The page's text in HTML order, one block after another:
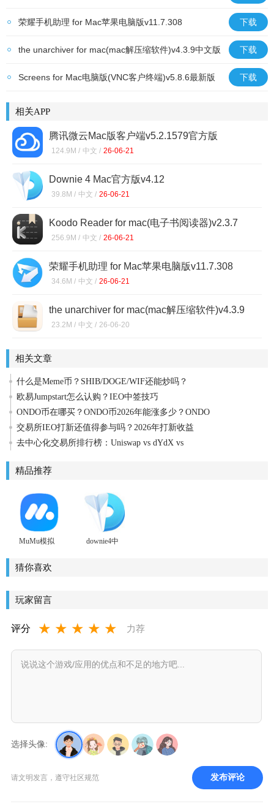
脑版
荣耀手机助理 for Mac苹果电脑版v11.7.308 下载
the unarchiver for mac(mac解压缩软件)v4.3.9中文版 下载
Screens for Mac电脑版(VNC客户终端)v5.8.6最新版 下载
相关APP
腾讯微云Mac版客户端v5.2.1579官方版
124.9M / 中文 / 26-06-21
Downie 4 Mac官方版v4.12
39.8M / 中文 / 26-06-21
Koodo Reader for mac(电子书阅读器)v2.3.7
苹果电脑版
256.9M / 中文 / 26-06-21
荣耀手机助理 for Mac苹果电脑版v11.7.308
34.6M / 中文 / 26-06-21
the unarchiver for mac(mac解压缩软件)v4.3.9
中文版
23.2M / 中文 / 26-06-20
相关文章
什么是Meme币？SHIB/DOGE/WIF还能炒吗？
欧易Jumpstart怎么认购？IEO中签技巧
ONDO币在哪买？ONDO币2026年能涨多少？ONDO
交易所IEO打新还值得参与吗？2026年打新收益
去中心化交易所排行榜：Uniswap vs dYdX vs
精品推荐
MuMu模拟
方最新版
downie4中
猜你喜欢
玩家留言
评分 ★ ★ ★ ★ ★ 力荐
选择头像:
请文明发言，遵守社区规范 发布评论